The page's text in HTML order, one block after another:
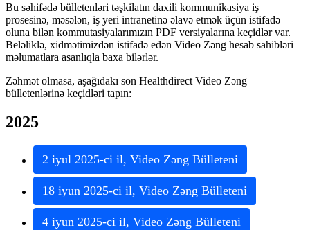
Bu səhifədə bülletenləri təşkilatın daxili kommunikasiya iş
prosesinə, məsələn, iş yeri intranetinə əlavə etmək üçün istifadə
oluna bilən kommutasiyalarımızın PDF versiyalarına keçidlər var.
Beləliklə, xidmətimizdən istifadə edən Video Zəng hesab sahibləri
məlumatlara asanlıqla baxa bilərlər.
Zəhmət olmasa, aşağıdakı son Healthdirect Video Zəng
bülletenlərinə keçidləri tapın:
2025
2 iyul 2025-ci il, Video Zəng Bülleteni
18 iyun 2025-ci il, Video Zəng Bülleteni
4 iyun 2025-ci il, Video Zəng Bülleteni